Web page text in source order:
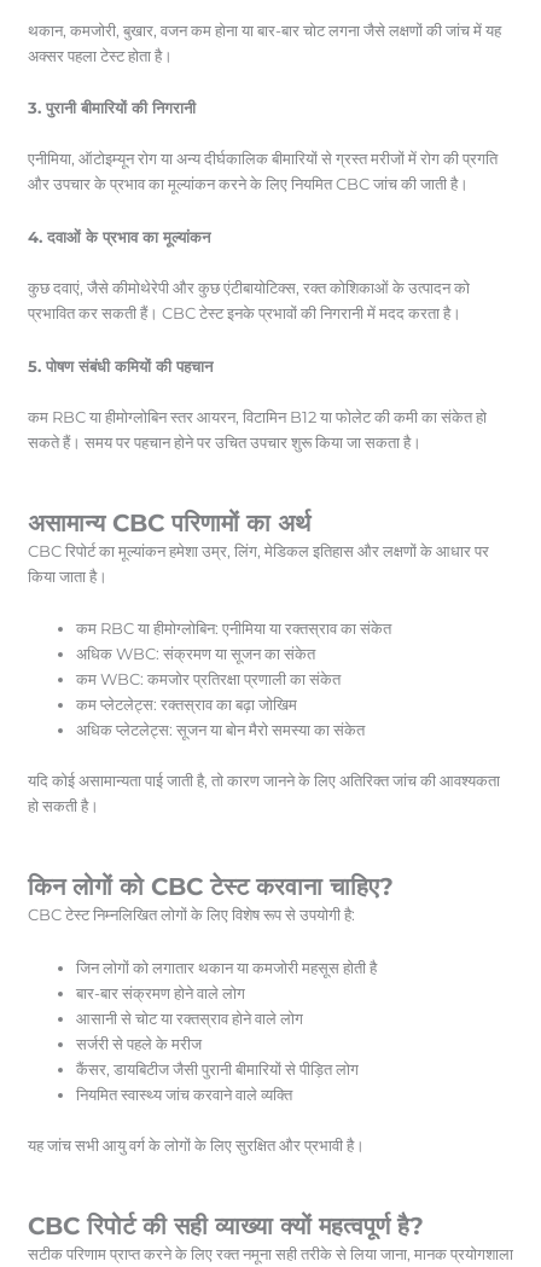
थकान, कमजोरी, बुखार, वजन कम होना या बार-बार चोट लगना जैसे लक्षणों की जांच में यह
अक्सर पहला टेस्ट होता है।
3. पुरानी बीमारियों की निगरानी
एनीमिया, ऑटोइम्यून रोग या अन्य दीर्घकालिक बीमारियों से ग्रस्त मरीजों में रोग की प्रगति
और उपचार के प्रभाव का मूल्यांकन करने के लिए नियमित CBC जांच की जाती है।
4. दवाओं के प्रभाव का मूल्यांकन
कुछ दवाएं, जैसे कीमोथेरेपी और कुछ एंटीबायोटिक्स, रक्त कोशिकाओं के उत्पादन को
प्रभावित कर सकती हैं। CBC टेस्ट इनके प्रभावों की निगरानी में मदद करता है।
5. पोषण संबंधी कमियों की पहचान
कम RBC या हीमोग्लोबिन स्तर आयरन, विटामिन B12 या फोलेट की कमी का संकेत हो
सकते हैं। समय पर पहचान होने पर उचित उपचार शुरू किया जा सकता है।
असामान्य CBC परिणामों का अर्थ
CBC रिपोर्ट का मूल्यांकन हमेशा उम्र, लिंग, मेडिकल इतिहास और लक्षणों के आधार पर
किया जाता है।
कम RBC या हीमोग्लोबिन: एनीमिया या रक्तस्राव का संकेत
अधिक WBC: संक्रमण या सूजन का संकेत
कम WBC: कमजोर प्रतिरक्षा प्रणाली का संकेत
कम प्लेटलेट्स: रक्तस्राव का बढ़ा जोखिम
अधिक प्लेटलेट्स: सूजन या बोन मैरो समस्या का संकेत
यदि कोई असामान्यता पाई जाती है, तो कारण जानने के लिए अतिरिक्त जांच की आवश्यकता
हो सकती है।
किन लोगों को CBC टेस्ट करवाना चाहिए?
CBC टेस्ट निम्नलिखित लोगों के लिए विशेष रूप से उपयोगी है:
जिन लोगों को लगातार थकान या कमजोरी महसूस होती है
बार-बार संक्रमण होने वाले लोग
आसानी से चोट या रक्तस्राव होने वाले लोग
सर्जरी से पहले के मरीज
कैंसर, डायबिटीज जैसी पुरानी बीमारियों से पीड़ित लोग
नियमित स्वास्थ्य जांच करवाने वाले व्यक्ति
यह जांच सभी आयु वर्ग के लोगों के लिए सुरक्षित और प्रभावी है।
CBC रिपोर्ट की सही व्याख्या क्यों महत्वपूर्ण है?
सटीक परिणाम प्राप्त करने के लिए रक्त नमूना सही तरीके से लिया जाना, मानक प्रयोगशाला